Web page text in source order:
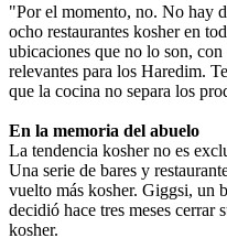
"Por el momento, no. No hay
ocho restaurantes kosher en
ubicaciones que no lo son,
relevantes para los Haredim.
que la cocina no separa los
En la memoria del abuelo
La tendencia kosher no es
Una serie de bares y
vuelto más kosher. Giggsi, un
decidió hace tres meses cerrar
kosher.